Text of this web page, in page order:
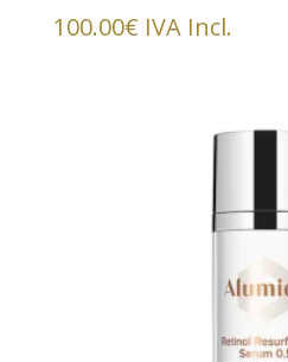
100.00€ IVA Incl.